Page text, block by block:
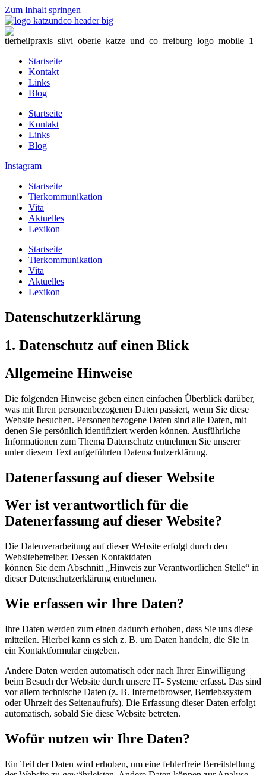
Zum Inhalt springen
Startseite
Kontakt
Links
Blog
Startseite
Kontakt
Links
Blog
Instagram
Startseite
Tierkommunikation
Vita
Aktuelles
Lexikon
Startseite
Tierkommunikation
Vita
Aktuelles
Lexikon
Datenschutzerklärung
1. Datenschutz auf einen Blick
Allgemeine Hinweise
Die folgenden Hinweise geben einen einfachen Überblick darüber,
was mit Ihren personenbezogenen Daten passiert, wenn Sie diese
Website besuchen. Personenbezogene Daten sind alle Daten, mit
denen Sie persönlich identifiziert werden können. Ausführliche
Informationen zum Thema Datenschutz entnehmen Sie unserer
unter diesem Text aufgeführten Datenschutzerklärung.
Datenerfassung auf dieser Website
Wer ist verantwortlich für die
Datenerfassung auf dieser Website?
Die Datenverarbeitung auf dieser Website erfolgt durch den
Websitebetreiber. Dessen Kontaktdaten
können Sie dem Abschnitt „Hinweis zur Verantwortlichen Stelle“ in
dieser Datenschutzerklärung entnehmen.
Wie erfassen wir Ihre Daten?
Ihre Daten werden zum einen dadurch erhoben, dass Sie uns diese
mitteilen. Hierbei kann es sich z. B. um Daten handeln, die Sie in
ein Kontaktformular eingeben.
Andere Daten werden automatisch oder nach Ihrer Einwilligung
beim Besuch der Website durch unsere IT- Systeme erfasst. Das sind
vor allem technische Daten (z. B. Internetbrowser, Betriebssystem
oder Uhrzeit des Seitenaufrufs). Die Erfassung dieser Daten erfolgt
automatisch, sobald Sie diese Website betreten.
Wofür nutzen wir Ihre Daten?
Ein Teil der Daten wird erhoben, um eine fehlerfreie Bereitstellung